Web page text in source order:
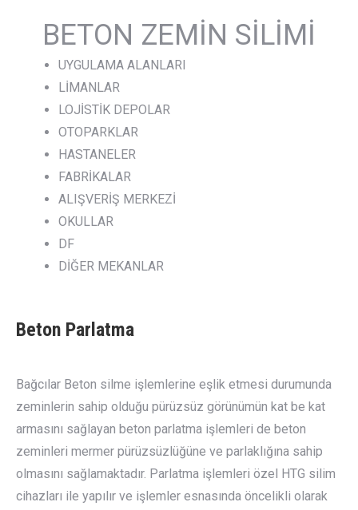
BETON ZEMİN SİLİMİ
UYGULAMA ALANLARI
LİMANLAR
LOJİSTİK DEPOLAR
OTOPARKLAR
HASTANELER
FABRİKALAR
ALIŞVERİŞ MERKEZİ
OKULLAR
DF
DİĞER MEKANLAR
Beton Parlatma
Bağcılar Beton silme işlemlerine eşlik etmesi durumunda
zeminlerin sahip olduğu pürüzsüz görünümün kat be kat
armasını sağlayan beton parlatma işlemleri de beton
zeminleri mermer pürüzsüzlüğüne ve parlaklığına sahip
olmasını sağlamaktadır. Parlatma işlemleri özel HTG silim
cihazları ile yapılır ve işlemler esnasında öncelikli olarak